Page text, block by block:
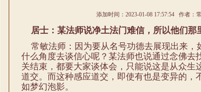
添加时间：2023-01-08 17:57:54 作者：
居士：某法师说净土法门难信，所以他们那
常敏法师：因为要从名号功德去展现出来，
什么角度去谈信心呢？某法师也说通过念佛去
关结束，都要大家谈体会，只能说这是从众生
道交。而这种感应道交，即使有也是变异的，
如梦幻泡影。